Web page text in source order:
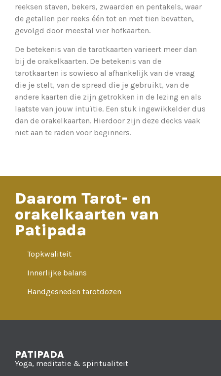
reeksen staven, bekers, zwaarden en pentakels, waar
de getallen per reeks één tot en met tien bevatten,
gevolgd door meestal vier hofkaarten.
De betekenis van de tarotkaarten varieert meer dan
bij de orakelkaarten. De betekenis van de
tarotkaarten is sowieso al afhankelijk van de vraag
die je stelt, van de spread die je gebruikt, van de
andere kaarten die zijn getrokken in de lezing en als
laatste van jouw intuïtie. Een stuk ingewikkelder dus
dan de orakelkaarten. Hierdoor zijn deze decks vaak
niet aan te raden voor beginners.
Daarom Tarot- en
orakelkaarten van
Patipada
Topkwaliteit
Innerlijke balans
Handgesneden tarotdozen
PATIPADA
Yoga, meditatie & spiritualiteit